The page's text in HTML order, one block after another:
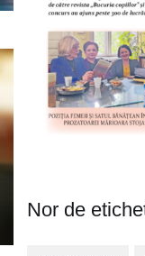
Nor de